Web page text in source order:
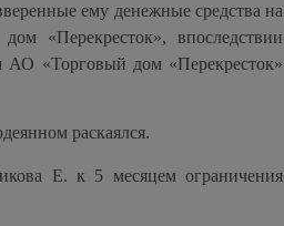
ему денежные средства на
«Перекресток», впоследствии
«Торговый дом «Перекресток»
раскаялся.
Е. к 5 месяцем ограничения